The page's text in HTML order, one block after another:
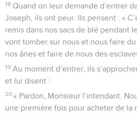
18 Quand on leur demande d’entrer
Joseph, ils ont peur. Ils pensent : «
remis dans nos sacs de blé pendant
vont tomber sur nous et nous faire
nos ânes et faire de nous des
19 Au moment d’entrer, ils
et lui disent :
20 « Pardon, Monsieur l’intendant.
une première fois pour acheter de la